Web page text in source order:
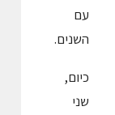
עם
השנים.
כיום,
שני